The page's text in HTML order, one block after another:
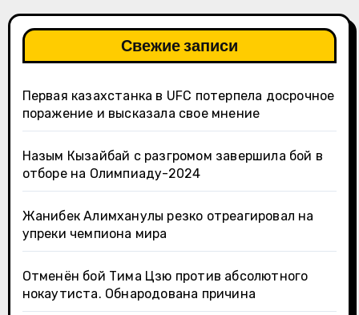
Свежие записи
Первая казахстанка в UFC потерпела досрочное
поражение и высказала свое мнение
Назым Кызайбай с разгромом завершила бой в
отборе на Олимпиаду-2024
Жанибек Алимханулы резко отреагировал на
упреки чемпиона мира
Отменён бой Тима Цзю против абсолютного
нокаутиста. Обнародована причина